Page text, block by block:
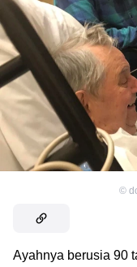
©
Ayahnya berusia 90